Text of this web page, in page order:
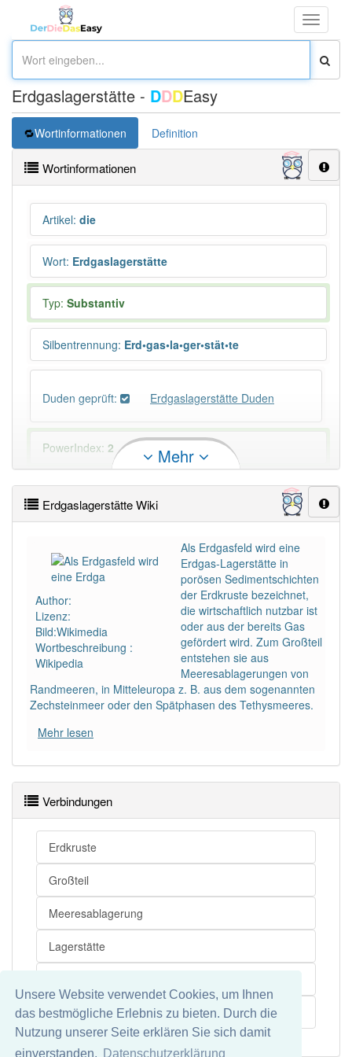
Unsere Website verwendet Cookies, um Ihnen
das bestmögliche Erlebnis zu bieten. Durch die
Nutzung unserer Seite erklären Sie sich damit
einverstanden.
Datenschutzerklärung
Toggle
Erdgaslagerstätte - DDDEasy
Wortinformationen Definition
Wortinformationen
Artikel: die
Wort: Erdgaslagerstätte
Typ: Substantiv
Silbentrennung: Erd•gas•la•ger•stät•te
Duden geprüft: Erdgaslagerstätte Duden
PowerIndex: 2
Häufigkeit: 2 von 10
Wörter mit Endung -erdgaslagerstätteaber mit
einem anderen Artikel
: 0
82% unserer Spielapp-Nutzer haben den Artikel
korrekt erraten.
Mehr
Erdgaslagerstätte Wiki
Author:
Lizenz:
Bild:Wikimedia
Wortbeschreibung :
Wikipedia
Als Erdgasfeld wird eine
Erdgas-Lagerstätte in
porösen Sedimentschichten
der Erdkruste bezeichnet,
die wirtschaftlich nutzbar ist
oder aus der bereits Gas
gefördert wird. Zum Großteil
entstehen sie aus
Meeresablagerungen von
Randmeeren, in Mitteleuropa z. B. aus dem sogenannten
Zechsteinmeer oder den Spätphasen des Tethysmeeres.
Mehr lesen
Verbindungen
Erdkruste
Großteil
Meeresablagerung
Lagerstätte
Erdgas